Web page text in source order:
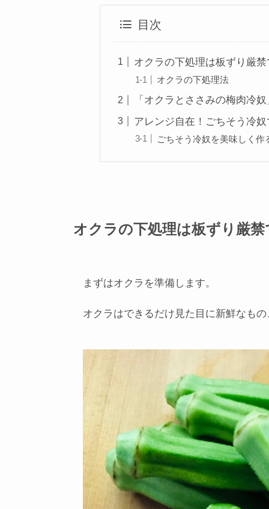
目次
オクラの下処理は板ずり厳禁
オクラの下処理法
「オクラとささみの梅肉冷
アレンジ自在！ごちそう冷
ごちそう冷奴を美味しく作
オクラの下処理は板ずり厳禁
まずはオクラを準備します。
オクラはできるだけ見た目に新鮮なも